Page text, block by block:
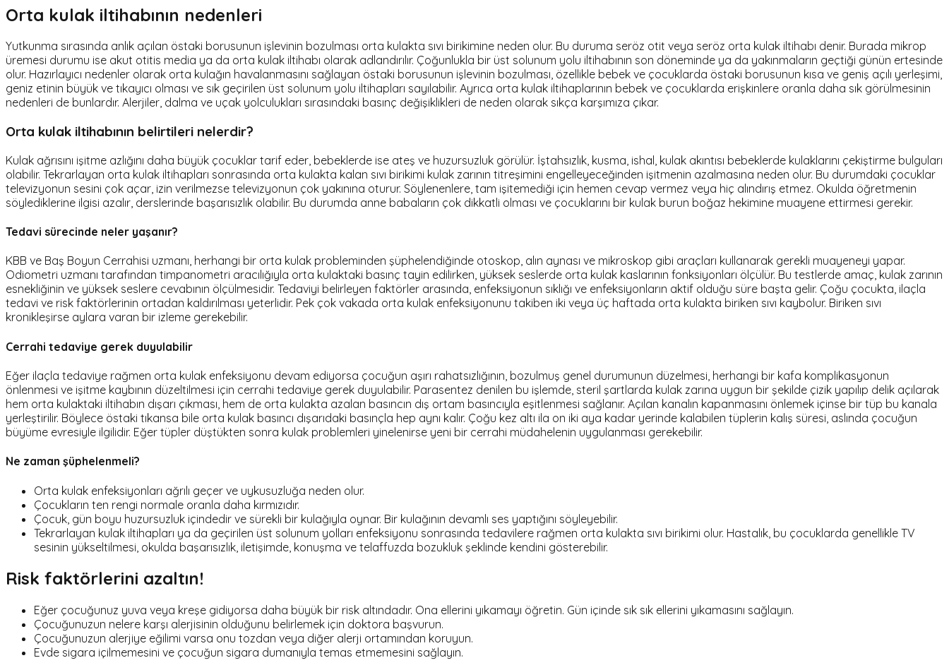
Orta kulak iltihabının nedenleri
Yutkunma sırasında anlık açılan östaki borusunun işlevinin bozulması orta kulakta sıvı birikimine neden olur. Bu duruma seröz otit veya seröz orta kulak iltihabı denir. Burada mikrop
üremesi durumu ise akut otitis media ya da orta kulak iltihabı olarak adlandırılır. Çoğunlukla bir üst solunum yolu iltihabının son döneminde ya da yakınmaların geçtiği günün ertesinde
olur. Hazırlayıcı nedenler olarak orta kulağın havalanmasını sağlayan östaki borusunun işlevinin bozulması, özellikle bebek ve çocuklarda östaki borusunun kısa ve geniş açılı yerleşimi,
geniz etinin büyük ve tıkayıcı olması ve sık geçirilen üst solunum yolu iltihapları sayılabilir. Ayrıca orta kulak iltihaplarının bebek ve çocuklarda erişkinlere oranla daha sık görülmesinin
nedenleri de bunlardır. Alerjiler, dalma ve uçak yolculukları sırasındaki basınç değişiklikleri de neden olarak sıkça karşımıza çıkar.
Orta kulak iltihabının belirtileri nelerdir?
Kulak ağrısını işitme azlığını daha büyük çocuklar tarif eder, bebeklerde ise ateş ve huzursuzluk görülür. İştahsızlık, kusma, ishal, kulak akıntısı bebeklerde kulaklarını çekiştirme bulguları
olabilir. Tekrarlayan orta kulak iltihapları sonrasında orta kulakta kalan sıvı birikimi kulak zarının titreşimini engelleyeceğinden işitmenin azalmasına neden olur. Bu durumdaki çocuklar
televizyonun sesini çok açar, izin verilmezse televizyonun çok yakınına oturur. Söylenenlere, tam işitemediği için hemen cevap vermez veya hiç alındırış etmez. Okulda öğretmenin
söylediklerine ilgisi azalır, derslerinde başarısızlık olabilir. Bu durumda anne babaların çok dikkatli olması ve çocuklarını bir kulak burun boğaz hekimine muayene ettirmesi gerekir.
Tedavi sürecinde neler yaşanır?
KBB ve Baş Boyun Cerrahisi uzmanı, herhangi bir orta kulak probleminden şüphelendiğinde otoskop, alın aynası ve mikroskop gibi araçları kullanarak gerekli muayeneyi yapar.
Odiometri uzmanı tarafından timpanometri aracılığıyla orta kulaktaki basınç tayin edilirken, yüksek seslerde orta kulak kaslarının fonksiyonları ölçülür. Bu testlerde amaç, kulak zarının
esnekliğinin ve yüksek seslere cevabının ölçülmesidir. Tedaviyi belirleyen faktörler arasında, enfeksiyonun sıklığı ve enfeksiyonların aktif olduğu süre başta gelir. Çoğu çocukta, ilaçla
tedavi ve risk faktörlerinin ortadan kaldırılması yeterlidir. Pek çok vakada orta kulak enfeksiyonunu takiben iki veya üç haftada orta kulakta biriken sıvı kaybolur. Biriken sıvı
kronikleşirse aylara varan bir izleme gerekebilir.
Cerrahi tedaviye gerek duyulabilir
Eğer ilaçla tedaviye rağmen orta kulak enfeksiyonu devam ediyorsa çocuğun aşırı rahatsızlığının, bozulmuş genel durumunun düzelmesi, herhangi bir kafa komplikasyonun
önlenmesi ve işitme kaybının düzeltilmesi için cerrahi tedaviye gerek duyulabilir. Parasentez denilen bu işlemde, steril şartlarda kulak zarına uygun bir şekilde çizik yapılıp delik açılarak
hem orta kulaktaki iltihabın dışarı çıkması, hem de orta kulakta azalan basıncın dış ortam basıncıyla eşitlenmesi sağlanır. Açılan kanalın kapanmasını önlemek içinse bir tüp bu kanala
yerleştirilir. Böylece östaki tıkansa bile orta kulak basıncı dışarıdaki basınçla hep aynı kalır. Çoğu kez altı ila on iki aya kadar yerinde kalabilen tüplerin kalış süresi, aslında çocuğun
büyüme evresiyle ilgilidir. Eğer tüpler düştükten sonra kulak problemleri yinelenirse yeni bir cerrahi müdahelenin uygulanması gerekebilir.
Ne zaman şüphelenmeli?
Orta kulak enfeksiyonları ağrılı geçer ve uykusuzluğa neden olur.
Çocukların ten rengi normale oranla daha kırmızıdır.
Çocuk, gün boyu huzursuzluk içindedir ve sürekli bir kulağıyla oynar. Bir kulağının devamlı ses yaptığını söyleyebilir.
Tekrarlayan kulak iltihapları ya da geçirilen üst solunum yolları enfeksiyonu sonrasında tedavilere rağmen orta kulakta sıvı birikimi olur. Hastalık, bu çocuklarda genellikle TV
sesinin yükseltilmesi, okulda başarısızlık, iletişimde, konuşma ve telaffuzda bozukluk şeklinde kendini gösterebilir.
Risk faktörlerini azaltın!
Eğer çocuğunuz yuva veya kreşe gidiyorsa daha büyük bir risk altındadır. Ona ellerini yıkamayı öğretin. Gün içinde sık sık ellerini yıkamasını sağlayın.
Çocuğunuzun nelere karşı alerjisinin olduğunu belirlemek için doktora başvurun.
Çocuğunuzun alerjiye eğilimi varsa onu tozdan veya diğer alerji ortamından koruyun.
Evde sigara içilmemesini ve çocuğun sigara dumanıyla temas etmemesini sağlayın.